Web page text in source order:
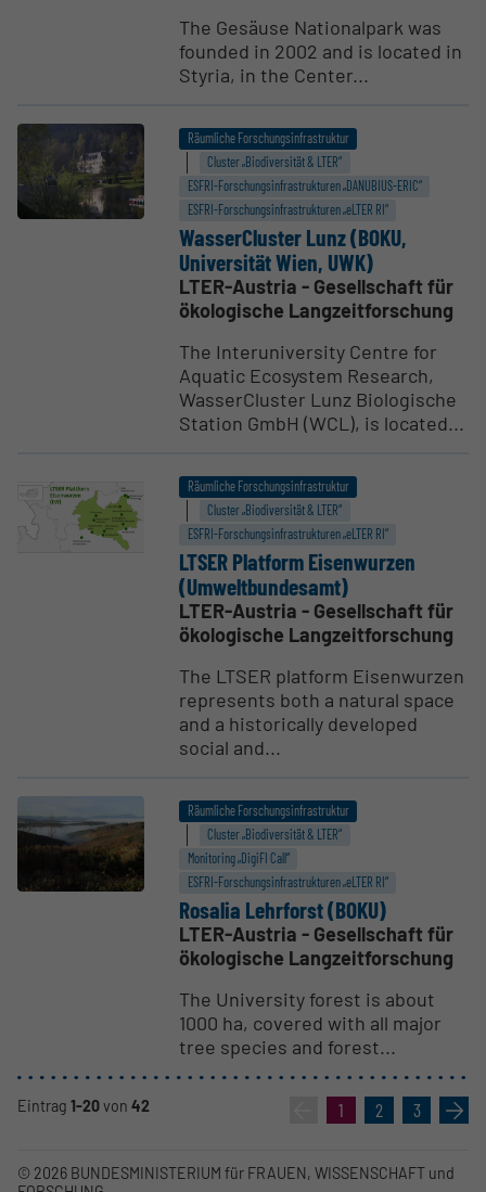
The Gesäuse Nationalpark was
founded in 2002 and is located in
Styria, in the Center...
Räumliche Forschungsinfrastruktur
Cluster „Biodiversität & LTER“
ESFRI-Forschungs­infrastrukturen „DANUBIUS-ERIC“
ESFRI-Forschungs­infrastrukturen „eLTER RI“
Wasser­Cluster Lunz (BOKU,
Univer­sität Wien, UWK)
LTER-Austria - Gesellschaft für
ökologische Langzeitforschung
The Interuniversity Centre for
Aquatic Ecosystem Research,
WasserCluster Lunz Biologische
Station GmbH (WCL), is located...
Räumliche Forschungsinfrastruktur
Cluster „Biodiversität & LTER“
ESFRI-Forschungs­infrastrukturen „eLTER RI“
LTSER Platform Eisen­wurzen
(Umwelt­bun­desamt)
LTER-Austria - Gesellschaft für
ökologische Langzeitforschung
The LTSER platform Eisenwurzen
represents both a natural space
and a historically developed
social and...
Räumliche Forschungsinfrastruktur
Cluster „Biodiversität & LTER“
Monitoring „DigiFI Call“
ESFRI-Forschungs­infrastrukturen „eLTER RI“
Rosalia Lehrforst (BOKU)
LTER-Austria - Gesellschaft für
ökologische Langzeitforschung
The University forest is about
1000 ha, covered with all major
tree species and forest...
Eintrag 1-20von 42 1 2 3 »
© 2026 BUNDESMINISTERIUM für FRAUEN, WISSENSCHAFT und